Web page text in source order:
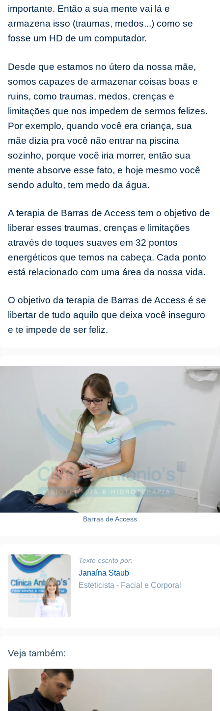
importante. Então a sua mente vai lá e
armazena isso (traumas, medos...) como se
fosse um HD de um computador.
Desde que estamos no útero da nossa mãe,
somos capazes de armazenar coisas boas e
ruins, como traumas, medos, crenças e
limitações que nos impedem de sermos felizes.
Por exemplo, quando você era criança, sua
mãe dizia pra você não entrar na piscina
sozinho, porque você iria morrer, então sua
mente absorve esse fato, e hoje mesmo você
sendo adulto, tem medo da água.
A terapia de Barras de Access tem o objetivo de
liberar esses traumas, crenças e limitações
através de toques suaves em 32 pontos
energéticos que temos na cabeça. Cada ponto
está relacionado com uma área da nossa vida.
O objetivo da terapia de Barras de Access é se
libertar de tudo aquilo que deixa você inseguro
e te impede de ser feliz.
Barras de Access
Texto escrito por:
Janaína Staub
Esteticista - Facial e Corporal
Veja também: